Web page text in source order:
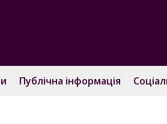
Публічна інформація